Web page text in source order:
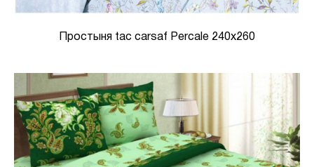
Простыня tac carsaf Percale 240х260